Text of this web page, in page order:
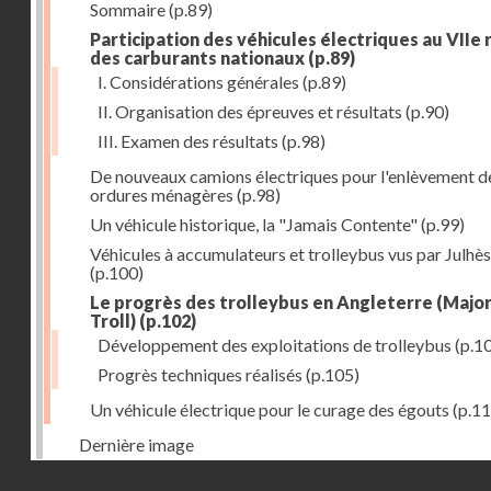
Sommaire(p.89)
Participation des véhicules électriques au VIIe
des carburants nationaux (p.89)
I. Considérations générales (p.89)
II. Organisation des épreuves et résultats (p.90)
III. Examen des résultats (p.98)
De nouveaux camions électriques pour l'enlèvement
ordures ménagères (p.98)
Un véhicule historique, la "Jamais Contente"(p.99)
Véhicules à accumulateurs et trolleybus vus par Julhès
(p.100)
Le progrès des trolleybus en Angleterre (Major
Troll) (p.102)
Développement des exploitations de trolleybus
Progrès techniques réalisés (p.105)
Un véhicule électrique pour le curage des égouts
Dernière image